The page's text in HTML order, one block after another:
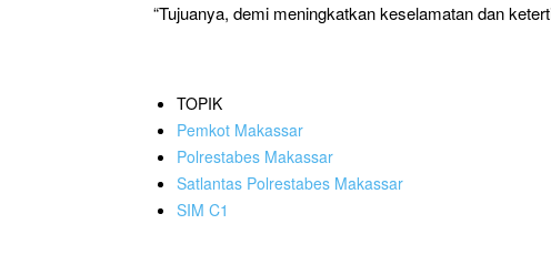
“Tujuanya, demi meningkatkan keselamatan dan
TOPIK
Pemkot Makassar
Polrestabes Makassar
Satlantas Polrestabes Makassar
SIM C1